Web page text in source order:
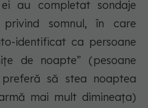
au completat sondaje
privind somnul, în care
identificat ca persoane
de noapte” (pesoane
să stea noaptea
mai mult dimineața)